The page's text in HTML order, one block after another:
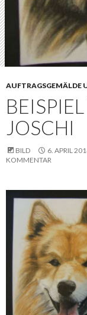
AUFTRAGSGEMÄLDE
JOSCHI
BILD 6. APRIL
KOMMENTAR